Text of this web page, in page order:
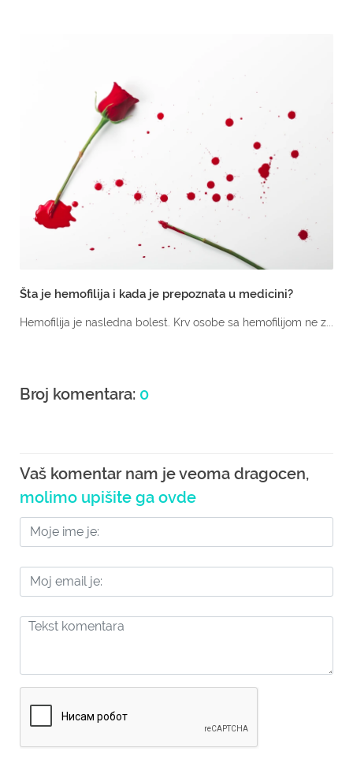
Šta je hemofilija i kada je prepoznata u medicini?
Hemofilija je nasledna bolest. Krv osobe sa hemofilijom ne z...
Broj komentara: 0
Vaš komentar nam je veoma dragocen,
molimo upišite ga ovde